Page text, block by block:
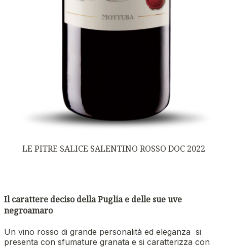
LE PITRE SALICE SALENTINO ROSSO DOC 2022
Il carattere deciso della Puglia e delle sue uve
negroamaro
Un vino rosso di grande personalità ed eleganza si
presenta con sfumature granata e si caratterizza con